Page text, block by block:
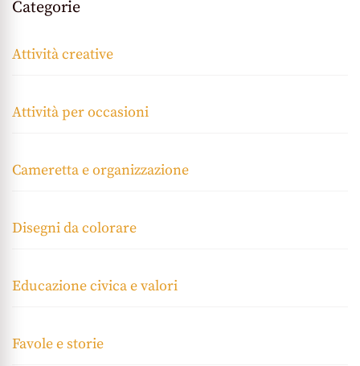
Categorie
Attività creative
Attività per occasioni
Cameretta e organizzazione
Disegni da colorare
Educazione civica e valori
Favole e storie